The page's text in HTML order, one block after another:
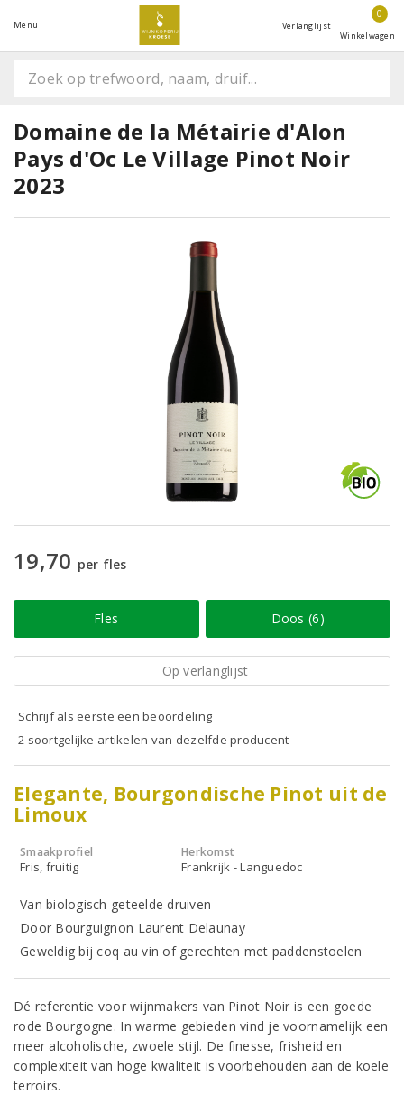
Menu Verlanglijst
0
Winkelwagen
Domaine de la Métairie d'Alon
Pays d'Oc Le Village Pinot Noir
2023
19,70 per fles
Fles Doos (6)
Op verlanglijst
Schrijf als eerste een beoordeling
2 soortgelijke artikelen van dezelfde producent
Elegante, Bourgondische Pinot uit de
Limoux
Smaakprofiel
Fris, fruitig
Herkomst
Frankrijk - Languedoc
Van biologisch geteelde druiven
Door Bourguignon Laurent Delaunay
Geweldig bij coq au vin of gerechten met paddenstoelen
Dé referentie voor wijnmakers van Pinot Noir is een goede
rode Bourgogne. In warme gebieden vind je voornamelijk een
meer alcoholische, zwoele stijl. De finesse, frisheid en
complexiteit van hoge kwaliteit is voorbehouden aan de koele
terroirs.